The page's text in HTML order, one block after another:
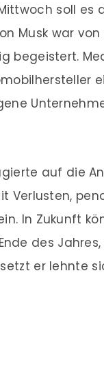
soll es
Musk war
begeistert.
auf die
Verlusten,
In Zukunft
des
er lehnte